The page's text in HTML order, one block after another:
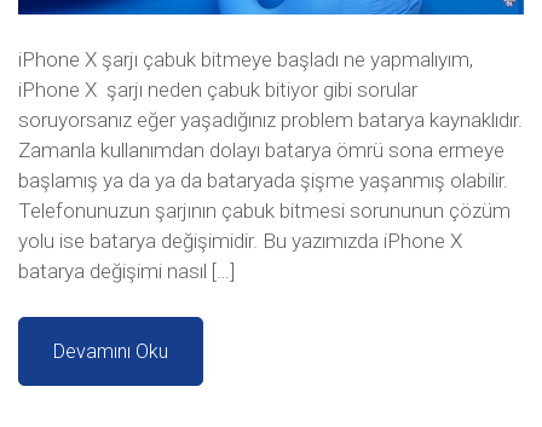
iPhone X şarjı çabuk bitmeye başladı ne yapmalıyım,
iPhone X şarjı neden çabuk bitiyor gibi sorular
soruyorsanız eğer yaşadığınız problem batarya kaynaklıdır.
Zamanla kullanımdan dolayı batarya ömrü sona ermeye
başlamış ya da ya da bataryada şişme yaşanmış olabilir.
Telefonunuzun şarjının çabuk bitmesi sorununun çözüm
yolu ise batarya değişimidir. Bu yazımızda iPhone X
batarya değişimi nasıl […]
Devamını Oku